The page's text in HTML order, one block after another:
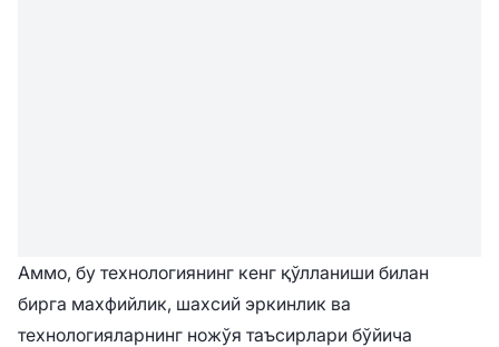
Аммо, бу технологиянинг кенг қўлланиши билан
бирга махфийлик, шахсий эркинлик ва
технологияларнинг ножўя таъсирлари бўйича